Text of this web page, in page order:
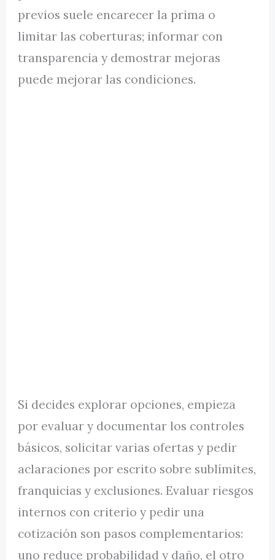
previos suele encarecer la prima o
limitar las coberturas; informar con
transparencia y demostrar mejoras
puede mejorar las condiciones.
Si decides explorar opciones, empieza
por evaluar y documentar los controles
básicos, solicitar varias ofertas y pedir
aclaraciones por escrito sobre sublímites,
franquicias y exclusiones. Evaluar riesgos
internos con criterio y pedir una
cotización son pasos complementarios:
uno reduce probabilidad y daño, el otro